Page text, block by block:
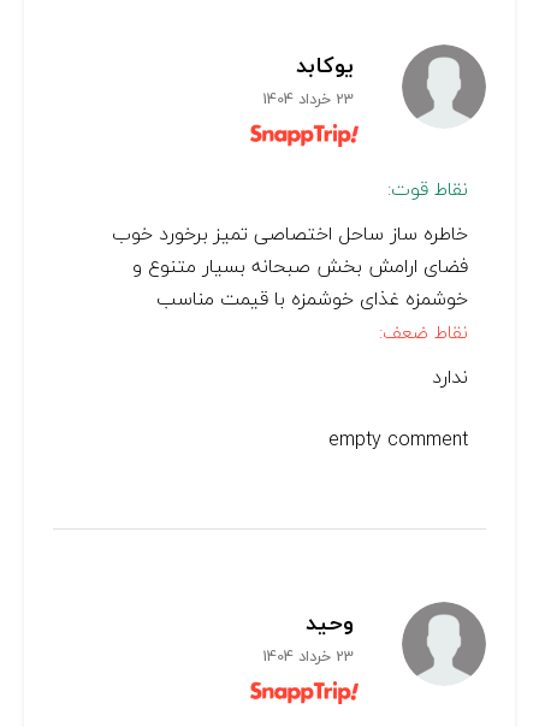
یوکابد
23 خرداد 1404
نقاط قوت:
خاطره ساز ساحل اختصاصی تمیز برخورد خوب
فضای ارامش بخش صبحانه بسیار متنوع و
خوشمزه غذای خوشمزه با قیمت مناسب
نقاط ضعف:
ندارد
empty comment
وحید
23 خرداد 1404